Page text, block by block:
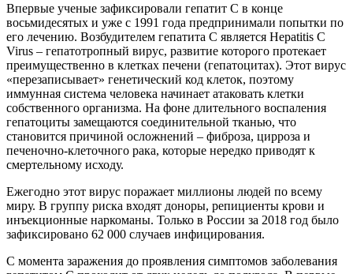
Впервые ученые зафиксировали гепатит С в конце
восьмидесятых и уже с 1991 года предпринимали попытки по
его лечению. Возбудителем гепатита С является Hepatitis C
Virus – гепатотропный вирус, развитие которого протекает
преимущественно в клетках печени (гепатоцитах). Этот вирус
«перезаписывает» генетический код клеток, поэтому
иммунная система человека начинает атаковать клетки
собственного организма. На фоне длительного воспаления
гепатоциты замещаются соединительной тканью, что
становится причиной осложнений – фиброза, цирроза и
печеночно-клеточного рака, которые нередко приводят к
смертельному исходу.
Ежегодно этот вирус поражает миллионы людей по всему
миру. В группу риска входят доноры, репициенты крови и
инъекционные наркоманы. Только в России за 2018 год было
зафиксировано 62 000 случаев инфицирования.
С момента заражения до проявления симптомов заболевания